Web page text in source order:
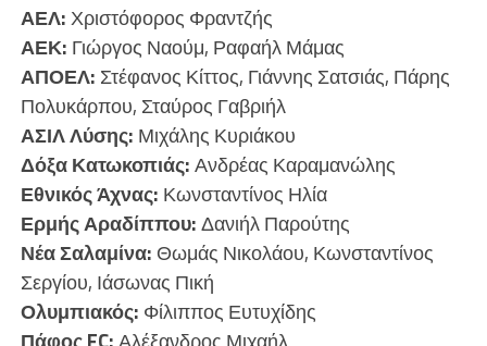
ΑΕΛ:Χριστόφορος Φραντζής
ΑΕΚ: Γιώργος Ναούμ, Ραφαήλ Μάμας
ΑΠΟΕΛ: Στέφανος Κίττος, Γιάννης Σατσιάς, Πάρης
Πολυκάρπου, Σταύρος Γαβριήλ
ΑΣΙΛ Λύσης: Μιχάλης Κυριάκου
Δόξα Κατωκοπιάς:Ανδρέας Καραμανώλης
Εθνικός Άχνας: Κωνσταντίνος Ηλία
Ερμής Αραδίππου:Δανιήλ Παρούτης
Νέα Σαλαμίνα: Θωμάς Νικολάου, Κωνσταντίνος
Σεργίου, Ιάσωνας Πική
Ολυμπιακός: Φίλιππος Ευτυχίδης